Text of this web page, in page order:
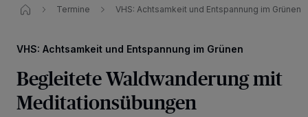
Termine VHS: Achtsamkeit und Entspannung im Grünen
VHS: Achtsamkeit und Entspannung im Grünen
Begleitete Waldwanderung mit
Meditationsübungen
Wir und unsere218-Partner speichern und greifen auf
personenbezogene Daten wie Browserdaten oder eindeutige
Kennungen auf Ihrem Gerät zu. Durch Auswahl von OK aktivieren Sie
Tracking-Technologien für die unter „Wir und unsere Partner